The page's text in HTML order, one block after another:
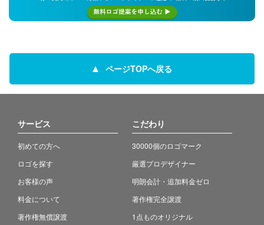
ページTOPへ戻る
サービス
初めての方へ
ロゴを探す
お客様の声
料金について
著作権無償譲渡
こだわり
30000個のロゴマーク
厳選プロデザイナー
明朗会計・追加料金ゼロ
著作権完全譲渡
1点ものオリジナル